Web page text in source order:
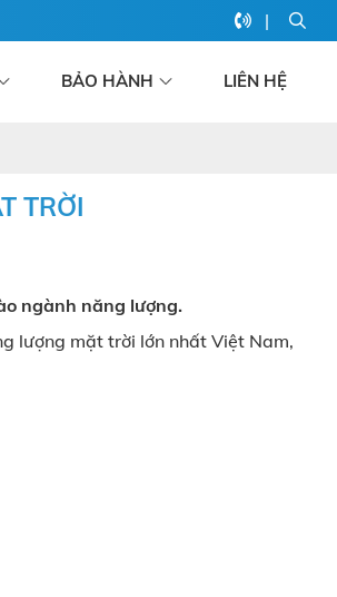
|
BẢO HÀNH LIÊN HỆ
TRỜI
ngành năng lượng.
lượng mặt trời lớn nhất Việt Nam,